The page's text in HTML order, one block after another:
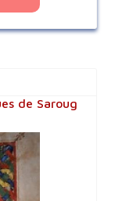
de Saroug